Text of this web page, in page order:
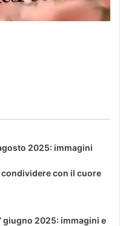
2025: immagini
condividere con il cuore
giugno 2025: immagini e